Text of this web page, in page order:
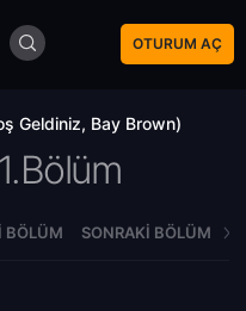
OTURUM AÇ
Geldiniz, Bay Brown)
BÖLÜM SONRAKI BÖLÜM